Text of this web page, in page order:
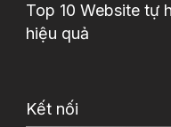
Top 10 Website tự
hiệu quả
Kết nối